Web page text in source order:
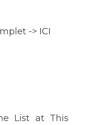
-> ICI
List at This